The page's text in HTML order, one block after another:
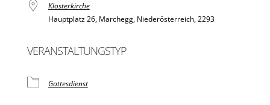
Klosterkirche
Hauptplatz 26, Marchegg, Niederösterreich, 2293
VERANSTALTUNGSTYP
Gottesdienst